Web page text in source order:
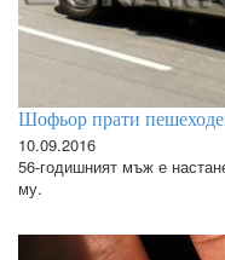
Шофьор прати
10.09.2016
56-годишният мъж е
му.